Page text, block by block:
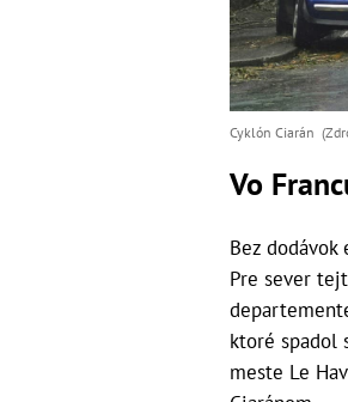
Cyklón Ciarán
Vo
Bez
Pre sever
ktoré spadol
meste Le